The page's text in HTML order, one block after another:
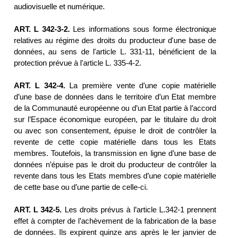
audiovisuelle et numérique.
ART. L 342-3-2.Les informations sous forme électronique
relatives au régime des droits du producteur d'une base de
données, au sens de l'article L. 331-11, bénéficient de la
protection prévue à l'article L. 335-4-2.
ART. L 342-4.La première vente d’une copie matérielle
d’une base de données dans le territoire d’un Etat membre
de la Communauté européenne ou d’un Etat partie à l’accord
sur l’Espace économique européen, par le titulaire du droit
ou avec son consentement, épuise le droit de contrôler la
revente de cette copie matérielle dans tous les Etats
membres. Toutefois, la transmission en ligne d’une base de
données n’épuise pas le droit du producteur de contrôler la
revente dans tous les Etats membres d’une copie matérielle
de cette base ou d’une partie de celle-ci.
ART. L 342-5. Les droits prévus à l’article L.342-1 prennent
effet à compter de l’achèvement de la fabrication de la base
de données. Ils expirent quinze ans après le ler janvier de